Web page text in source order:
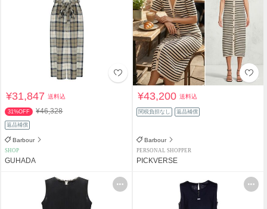
¥31,847送料込
31%OFF ¥46,328
返品補償
Barbour
SHOP
GUHADA
¥43,200送料込
関税負担なし 返品補償
Barbour
PERSONAL SHOPPER
PICKVERSE